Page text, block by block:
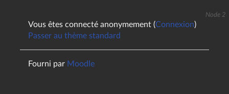
Node 2
Vous êtes connecté anonymement (Connexion)
Passer au thème standard
Fourni par Moodle